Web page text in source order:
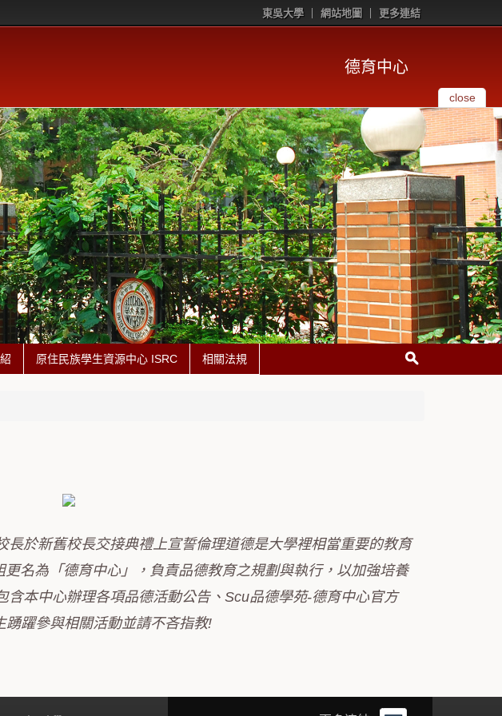
東吳大學 網站地圖 更多連結
德育中心
close
原住民族學生資源中心 ISRC 相關法規
長於新舊校長交接典禮上宣誓倫理道德是大學裡相當重要的教育
名為「德育中心」，負責品德教育之規劃與執行，以加強培養
本中心辦理各項品德活動公告、Scu品德學苑-德育中心官方
躍參與相關活動並請不吝指教!